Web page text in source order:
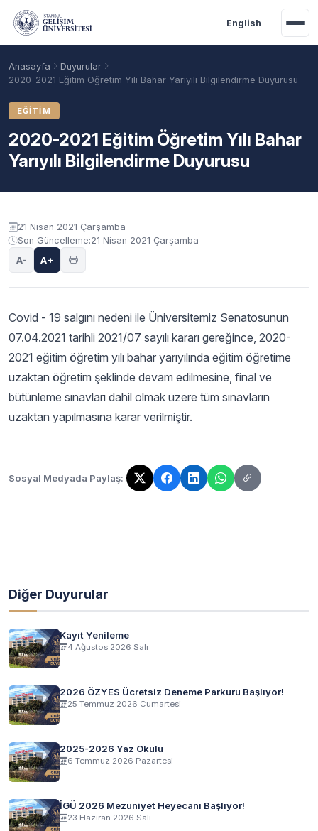
Ana içeriğe geç
English
Akademik Takvim Burslar Taban Puanlar
Anasayfa
Duyurular
2020-2021 Eğitim Öğretim Yılı Bahar Yarıyılı Bilgilendirme Duyurusu
EĞITIM
2020-2021 Eğitim Öğretim Yılı Bahar
Yarıyılı Bilgilendirme Duyurusu
Duyuru içeriği
21 Nisan 2021 Çarşamba
Son Güncelleme:21 Nisan 2021 Çarşamba
A- A+
Covid - 19 salgını nedeni ile Üniversitemiz Senatosunun
07.04.2021 tarihli 2021/07 sayılı kararı gereğince, 2020-
2021 eğitim öğretim yılı bahar yarıyılında eğitim öğretime
uzaktan öğretim şeklinde devam edilmesine, final ve
bütünleme sınavları dahil olmak üzere tüm sınavların
uzaktan yapılmasına karar verilmiştir.
Sosyal Medyada Paylaş:
Bağlantı kopyalandı!
Diğer Duyurular
Kayıt Yenileme
4 Ağustos 2026 Salı
2026 ÖZYES Ücretsiz Deneme Parkuru Başlıyor!
25 Temmuz 2026 Cumartesi
2025-2026 Yaz Okulu
6 Temmuz 2026 Pazartesi
İGÜ 2026 Mezuniyet Heyecanı Başlıyor!
23 Haziran 2026 Salı